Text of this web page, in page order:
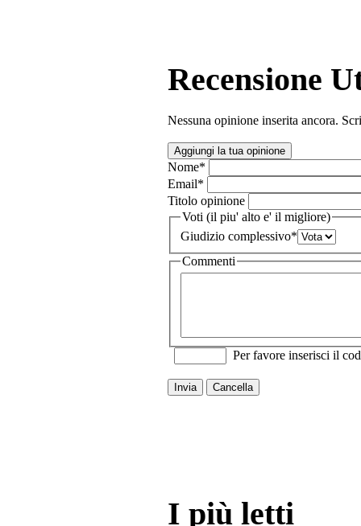
Recensione
Nessuna opinione inserita ancora.
Aggiungi la tua opinione
Nome*
Email*
Titolo opinione
Voti (il piu' alto e' il migliore)
Giudizio complessivo*
Commenti
Per favore inserisci il
Invia Cancella
I più letti